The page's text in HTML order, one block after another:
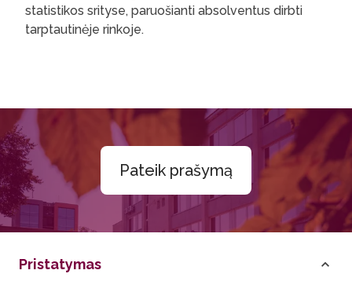
statistikos srityse, paruošianti absolventus dirbti
tarptautinėje rinkoje.
Pateik prašymą
Pristatymas